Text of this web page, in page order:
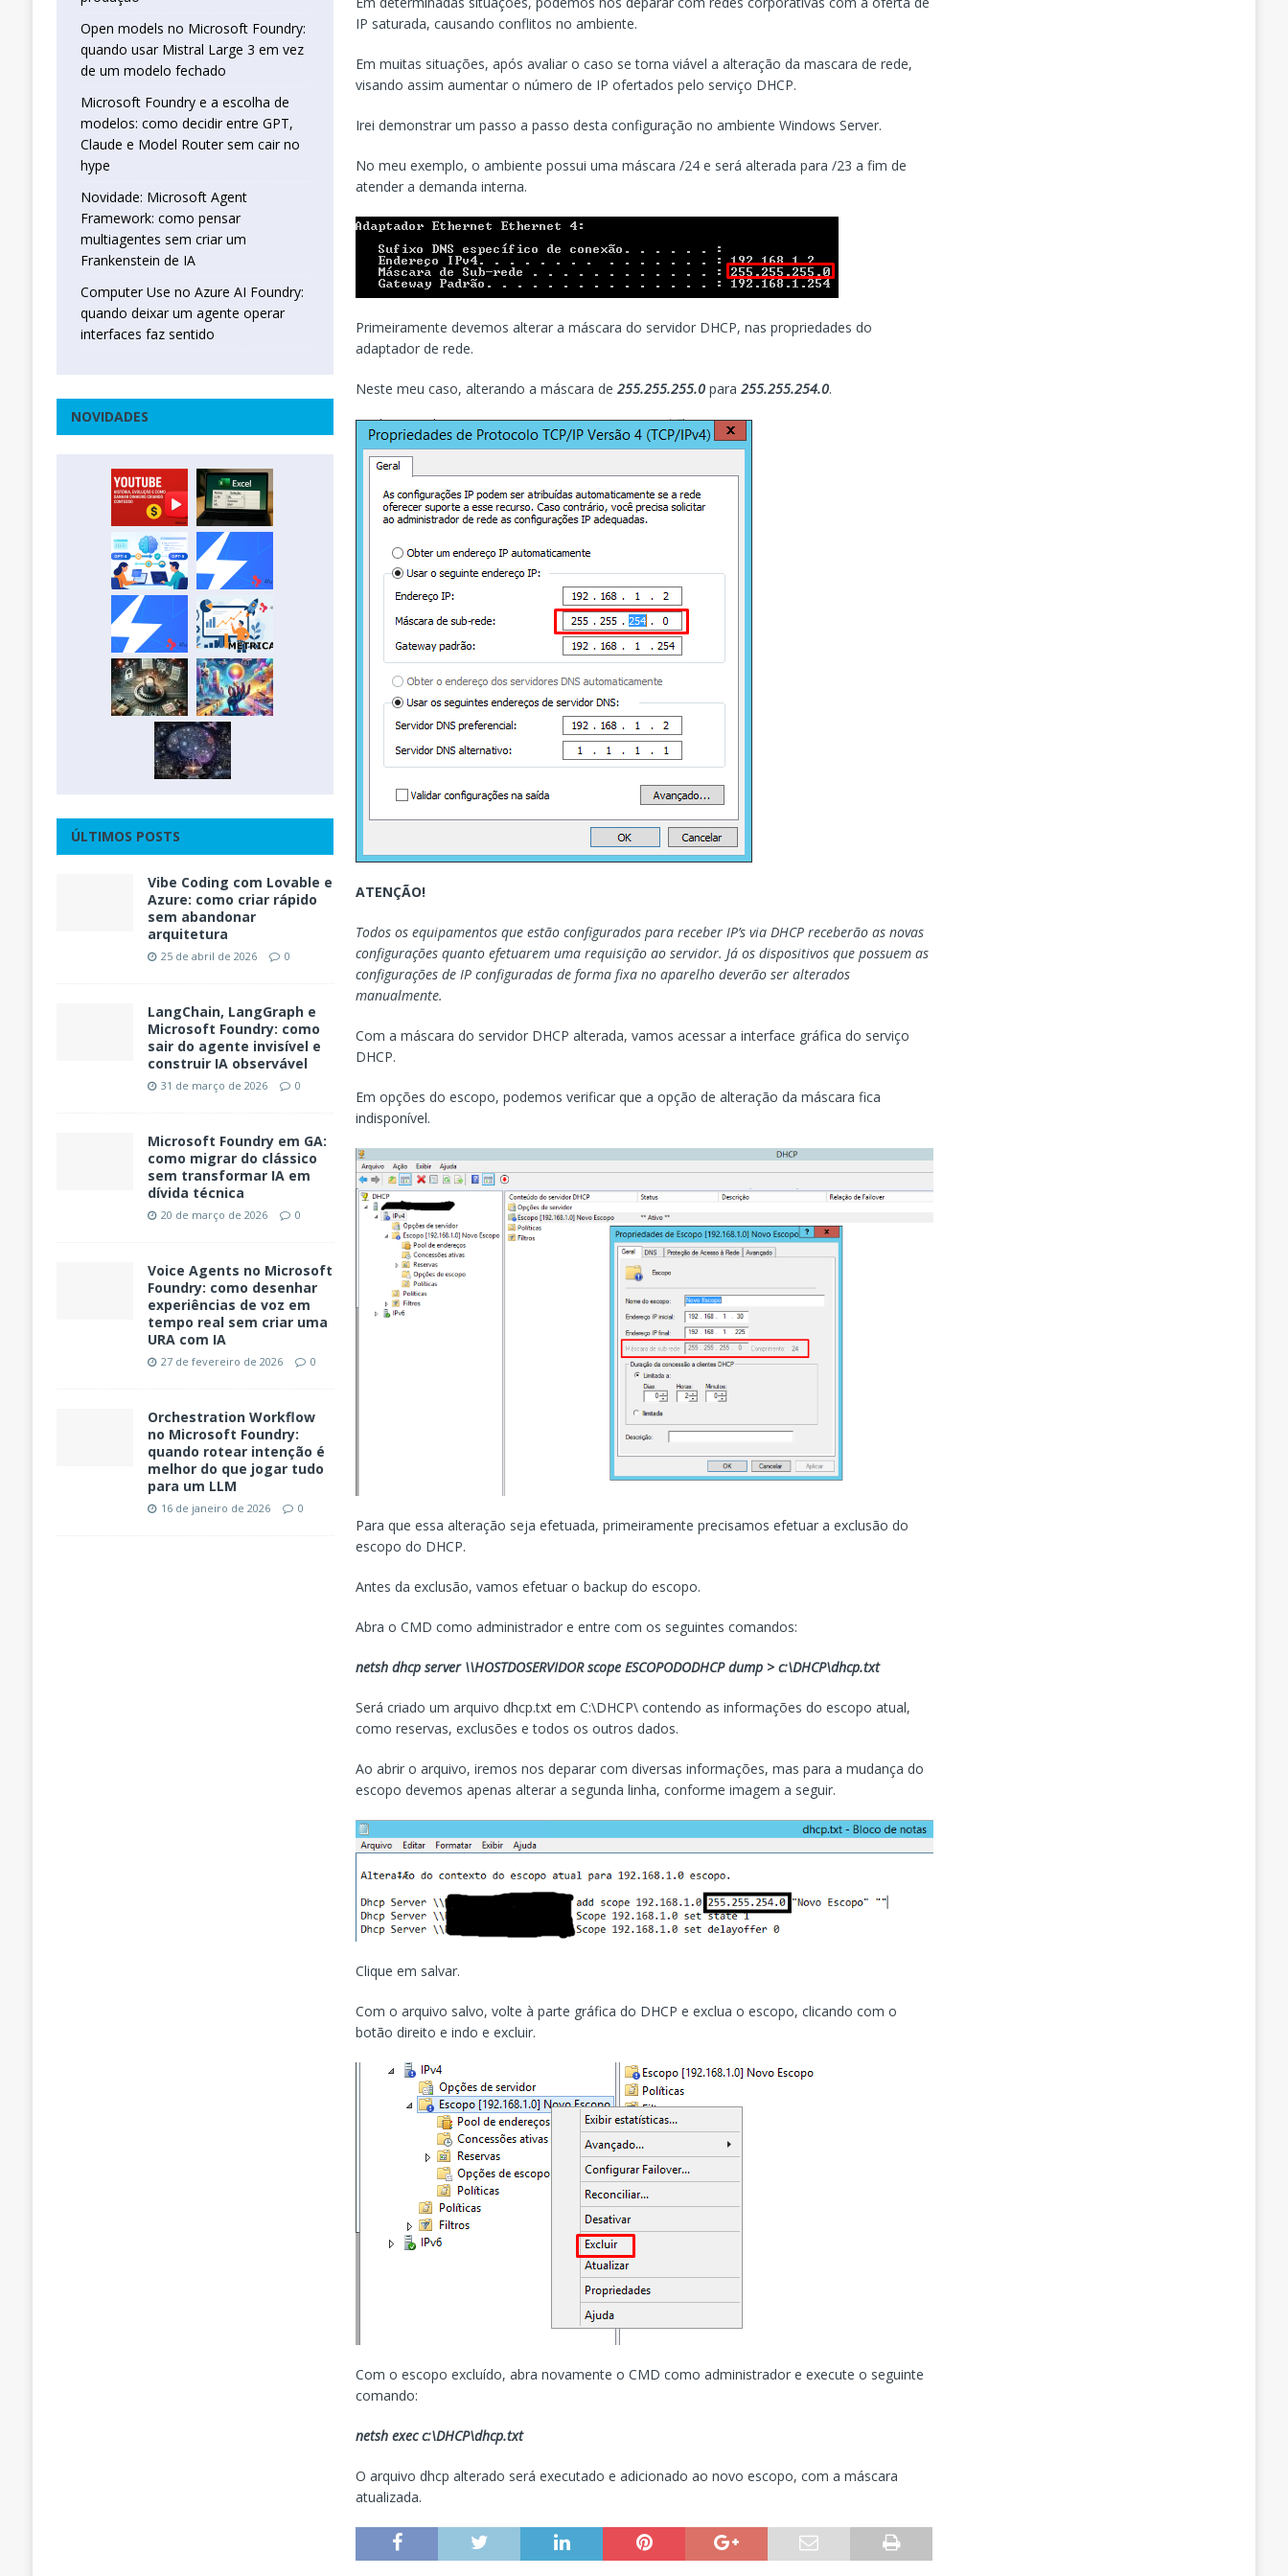
IP saturada, causando conflitos no ambiente.
Em muitas situações, após avaliar o caso se torna viável a alteração da mascara de rede,
visando assim aumentar o número de IP ofertados pelo serviço DHCP.
Irei demonstrar um passo a passo desta configuração no ambiente Windows Server.
No meu exemplo, o ambiente possui uma máscara /24 e será alterada para /23 a fim de
atender a demanda interna.
Primeiramente devemos alterar a máscara do servidor DHCP, nas propriedades do
adaptador de rede.
Neste meu caso, alterando a máscara de255.255.255.0para255.255.254.0.
ATENÇÃO!
Todos os equipamentos que estão configurados para receber IP’s via DHCP receberão as novas
configurações quanto efetuarem uma requisição ao servidor. Já os dispositivos que possuem as
configurações de IP configuradas de forma fixa no aparelho deverão ser alterados
manualmente.
Com a máscara do servidor DHCP alterada, vamos acessar a interface gráfica do serviço
DHCP.
Em opções do escopo, podemos verificar que a opção de alteração da máscara fica
indisponível.
Para que essa alteração seja efetuada, primeiramente precisamos efetuar a exclusão do
escopo do DHCP.
Antes da exclusão, vamos efetuar o backup do escopo.
Abra o CMD como administrador e entre com os seguintes comandos:
netsh dhcp server \\HOSTDOSERVIDOR scope ESCOPODODHCP dump > c:\DHCP\dhcp.txt
Será criado um arquivo dhcp.txt em C:\DHCP\ contendo as informações do escopo atual,
como reservas, exclusões e todos os outros dados.
Ao abrir o arquivo, iremos nos deparar com diversas informações, mas para a mudança do
escopo devemos apenas alterar a segunda linha, conforme imagem a seguir.
Clique em salvar.
Com o arquivo salvo, volte à parte gráfica do DHCP e exclua o escopo, clicando com o
botão direito e indo e excluir.
Com o escopo excluído, abra novamente o CMD como administrador e execute o seguinte
comando:
netsh exec c:\DHCP\dhcp.txt
O arquivo dhcp alterado será executado e adicionado ao novo escopo, com a máscara
atualizada.
Open models no Microsoft Foundry:
quando usar Mistral Large 3 em vez
de um modelo fechado
Microsoft Foundry e a escolha de
modelos: como decidir entre GPT,
Claude e Model Router sem cair no
hype
Novidade: Microsoft Agent
Framework: como pensar
multiagentes sem criar um
Frankenstein de IA
Computer Use no Azure AI Foundry:
quando deixar um agente operar
interfaces faz sentido
NOVIDADES
ÚLTIMOS POSTS
Vibe Coding com Lovable e
Azure: como criar rápido
sem abandonar
arquitetura
25 de abril de 2026 0
LangChain, LangGraph e
Microsoft Foundry: como
sair do agente invisível e
construir IA observável
31 de março de 2026 0
Microsoft Foundry em GA:
como migrar do clássico
sem transformar IA em
dívida técnica
20 de março de 2026 0
Voice Agents no Microsoft
Foundry: como desenhar
experiências de voz em
tempo real sem criar uma
URA com IA
27 de fevereiro de 2026 0
Orchestration Workflow
no Microsoft Foundry:
quando rotear intenção é
melhor do que jogar tudo
para um LLM
16 de janeiro de 2026 0